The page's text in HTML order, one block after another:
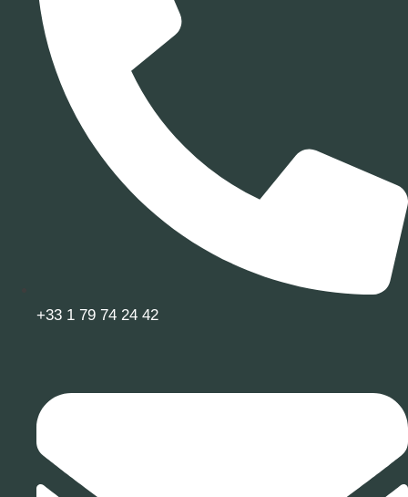
+33 1 79 74 24 42